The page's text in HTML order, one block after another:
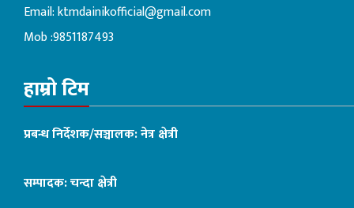
Email:ktmdainikofficial@gmail.com
Mob :9851187493
हाम्रो टिम
प्रबन्ध निर्देशक/सञ्चालक: नेत्र क्षेत्री
सम्पादक: चन्दा क्षेत्री